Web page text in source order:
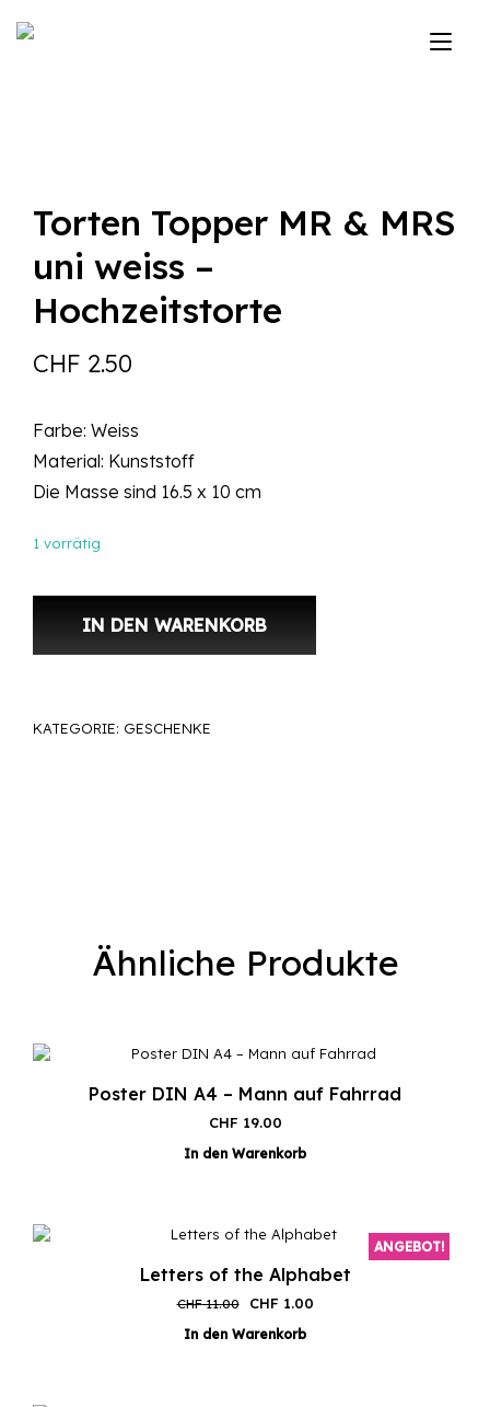
Inhalt
Torten Topper MR & MRS
uni weiss –
Hochzeitstorte
CHF 2.50
Farbe: Weiss
Material: Kunststoff
Die Masse sind 16.5 x 10 cm
1 vorrätig
IN DEN WARENKORB
KATEGORIE: GESCHENKE
Ähnliche Produkte
Poster DIN A4 – Mann auf Fahrrad
CHF 19.00
In den Warenkorb
ANGEBOT!
Letters of the Alphabet
CHF11.00
Ursprünglicher
Preis
war:
CHF 1.00Aktueller
In den Warenkorb